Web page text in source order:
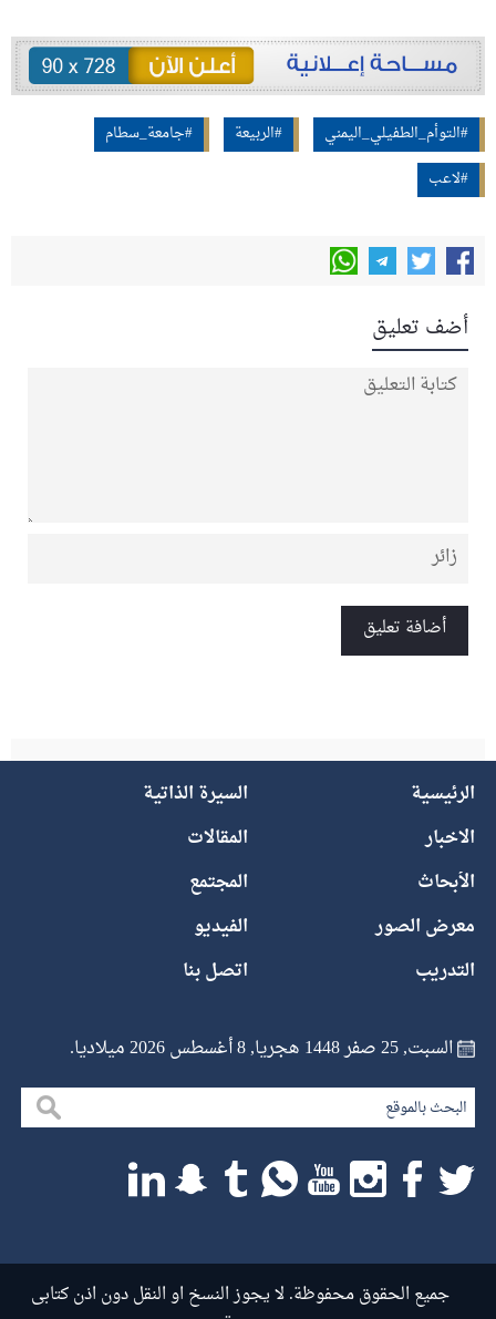
#التوأم_الطفيلي_اليمني #الربيعة
#جامعة_سطام
#لاعب
أضف تعليق
الرئيسية
السيرة الذاتية
الاخبار
المقالات
الأبحاث
المجتمع
معرض الصور
الفيديو
التدريب
اتصل بنا
السبت, 25 صفر 1448 هجريا, 8 أغسطس 2026 ميلاديا.
جميع الحقوق محفوظة. لا يجوز النسخ او النقل دون اذن كتابى